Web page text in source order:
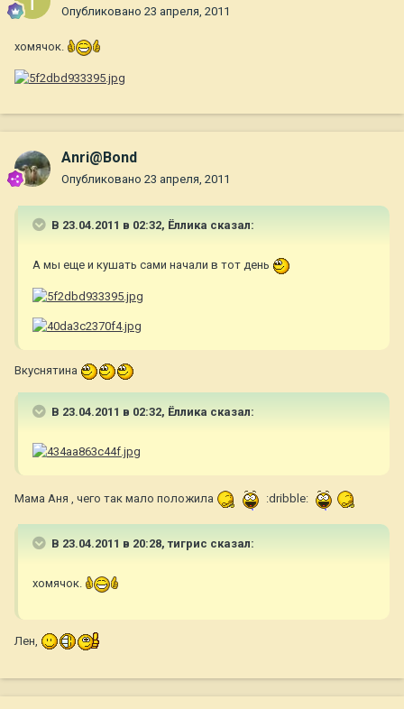
Опубликовано 23 апреля, 2011
хомячок.
Anri@Bond
Опубликовано 23 апреля, 2011
В 23.04.2011 в 02:32, Ёллика сказал:
А мы еще и кушать сами начали в тот день
Вкуснятина
В 23.04.2011 в 02:32, Ёллика сказал:
Мама Аня , чего так мало положила :dribble:
В 23.04.2011 в 20:28, тигрис сказал:
хомячок.
Лен,